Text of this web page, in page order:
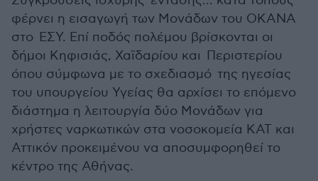
φέρνει η εισαγωγή των Μονάδων του ΟΚΑΝΑ
στο ΕΣΥ. Επί ποδός πολέμου βρίσκονται οι
δήμοι Κηφισιάς, Χαϊδαρίου και Περιστερίου
όπου σύμφωνα με το σχεδιασμό της ηγεσίας
του υπουργείου Υγείας θα αρχίσει το επόμενο
διάστημα η λειτουργία δύο Μονάδων για
χρήστες ναρκωτικών στα νοσοκομεία ΚΑΤ και
Αττικόν προκειμένου να αποσυμφορηθεί το
κέντρο της Αθήνας.